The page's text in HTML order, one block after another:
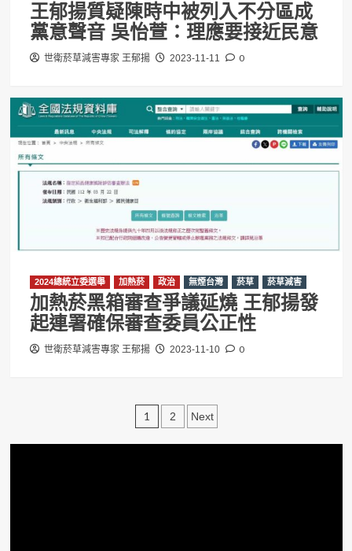
王郁揚質疑陳時中被列入不分區成
黨意聲音 吳怡萱：理應要接近民意
世衛菸草減害專家 王郁揚 2023-11-11 0
2024總統立委選舉 加熱菸 政治 無煙台灣 菸草 菸草減害
加熱菸黑箱審查爭議延燒 王郁揚發
起連署確保審查委員公正性
世衛菸草減害專家 王郁揚 2023-11-10 0
文
章
1 2 Next